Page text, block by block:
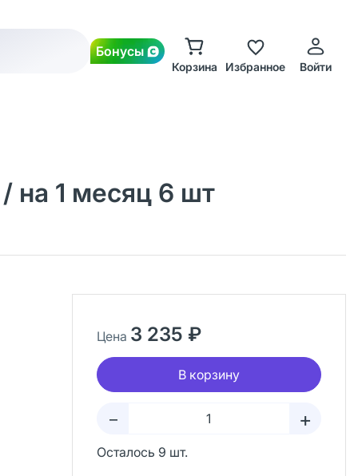
Бонусы
Корзина Избранное Войти
на 1 месяц 6 шт
Цена 3 235 ₽
В корзину
– +
Осталось 9 шт.